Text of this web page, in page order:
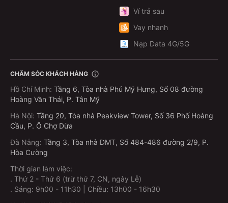
Ví trả sau
Vay nhanh
Nạp Data 4G/5G
CHĂM SÓC KHÁCH HÀNG
Hồ Chí Minh: Tầng 6, Tòa nhà Phú Mỹ Hưng, Số 08 đường
Hoàng Văn Thái, P. Tân Mỹ
Hà Nội: Tầng 20, Tòa nhà Peakview Tower, Số 36 Phố Hoàng
Cầu, P. Ô Chợ Dừa
Đà Nẵng: Tầng 3, Tòa nhà DMT, Số 484-486 đường 2/9, P.
Hòa Cường
Thời gian làm việc:
. Thứ 2 - Thứ 6 (trừ thứ 7, CN, ngày Lễ)
. Sáng: 9h00 - 11h30 | Chiều: 13h00 - 16h30